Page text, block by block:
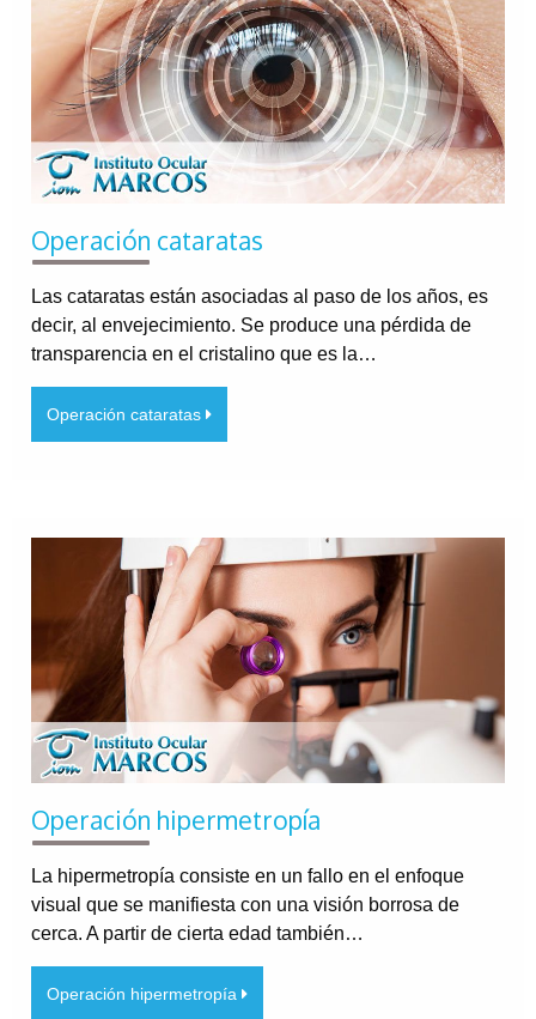
Operación cataratas
Las cataratas están asociadas al paso de los años, es
decir, al envejecimiento. Se produce una pérdida de
transparencia en el cristalino que es la…
Operación cataratas
Operación hipermetropía
La hipermetropía consiste en un fallo en el enfoque
visual que se manifiesta con una visión borrosa de
cerca. A partir de cierta edad también…
Operación hipermetropía